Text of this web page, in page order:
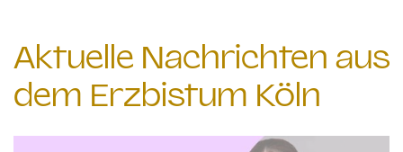
Aktuelle Nachrichten aus
dem Erzbistum Köln